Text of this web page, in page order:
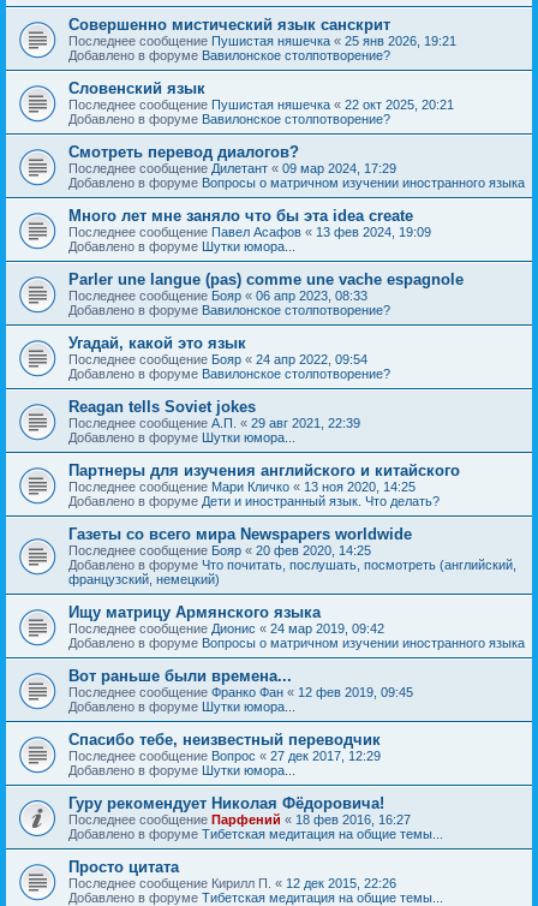
Совершенно мистический язык санскрит
Последнее сообщение Пушистая няшечка « 25 янв 2026, 19:21
Добавлено в форуме Вавилонское столпотворение?
Словенский язык
Последнее сообщение Пушистая няшечка « 22 окт 2025, 20:21
Добавлено в форуме Вавилонское столпотворение?
Смотреть перевод диалогов?
Последнее сообщение Дилетант « 09 мар 2024, 17:29
Добавлено в форуме Вопросы о матричном изучении иностранного языка
Много лет мне заняло что бы эта idea create
Последнее сообщение Павел Асафов « 13 фев 2024, 19:09
Добавлено в форуме Шутки юмора...
Parler une langue (pas) comme une vache espagnole
Последнее сообщение Бояр « 06 апр 2023, 08:33
Добавлено в форуме Вавилонское столпотворение?
Угадай, какой это язык
Последнее сообщение Бояр « 24 апр 2022, 09:54
Добавлено в форуме Вавилонское столпотворение?
Reagan tells Soviet jokes
Последнее сообщение А.П. « 29 авг 2021, 22:39
Добавлено в форуме Шутки юмора...
Партнеры для изучения английского и китайского
Последнее сообщение Мари Кличко « 13 ноя 2020, 14:25
Добавлено в форуме Дети и иностранный язык. Что делать?
Газеты со всего мира Newspapers worldwide
Последнее сообщение Бояр « 20 фев 2020, 14:25
Добавлено в форуме Что почитать, послушать, посмотреть (английский,
французский, немецкий)
Ищу матрицу Армянского языка
Последнее сообщение Дионис « 24 мар 2019, 09:42
Добавлено в форуме Вопросы о матричном изучении иностранного языка
Вот раньше были времена...
Последнее сообщение Франко Фан « 12 фев 2019, 09:45
Добавлено в форуме Шутки юмора...
Спасибо тебе, неизвестный переводчик
Последнее сообщение Вопрос « 27 дек 2017, 12:29
Добавлено в форуме Шутки юмора...
Гуру рекомендует Николая Фёдоровича!
Последнее сообщение Парфений « 18 фев 2016, 16:27
Добавлено в форуме Тибетская медитация на общие темы...
Просто цитата
Последнее сообщение Кирилл П. « 12 дек 2015, 22:26
Добавлено в форуме Тибетская медитация на общие темы...